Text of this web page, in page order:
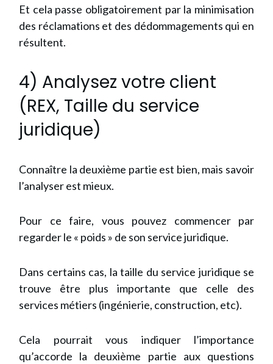
Et cela passe obligatoirement par la minimisation
des réclamations et des dédommagements qui en
résultent.
4) Analysez votre client
(REX, Taille du service
juridique)
Connaître la deuxième partie est bien, mais savoir
l’analyser est mieux.
Pour ce faire, vous pouvez commencer par
regarder le « poids » de son service juridique.
Dans certains cas, la taille du service juridique se
trouve être plus importante que celle des
services métiers (ingénierie, construction, etc).
Cela pourrait vous indiquer l’importance
qu’accorde la deuxième partie aux questions